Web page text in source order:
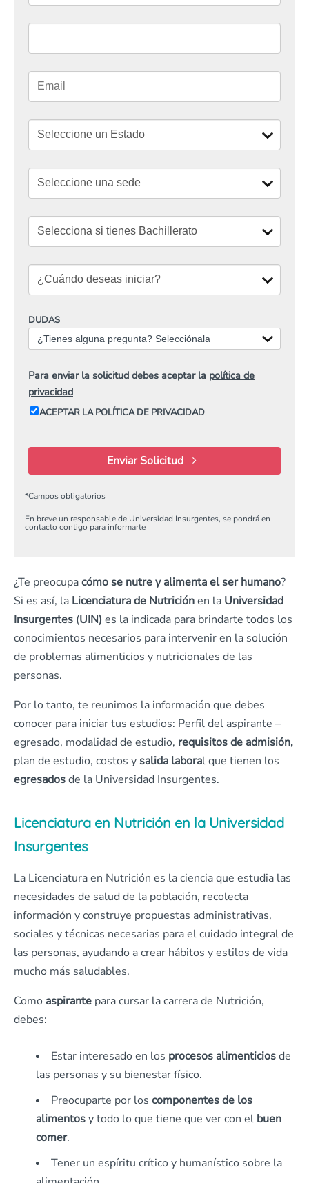
DUDAS
¿Tienes alguna pregunta? Selecciónala
Para enviar la solicitud debes aceptar la política de
privacidad
ACEPTAR LA POLÍTICA DE PRIVACIDAD
Enviar Solicitud
*Campos obligatorios
En breve un responsable de Universidad Insurgentes, se pondrá en
contacto contigo para informarte
¿Te preocupacómo se nutre y alimenta el ser humano?
Si es así, la Licenciatura de Nutriciónen la Universidad
Insurgentes (UIN) es la indicada para brindarte todos los
conocimientos necesarios para intervenir en la solución
de problemas alimenticios y nutricionales de las
personas.
Por lo tanto, te reunimos la información que debes
conocer para iniciar tus estudios: Perfil del aspirante –
egresado, modalidad de estudio, requisitos de admisión,
plan de estudio, costos ysalida laboral que tienen los
egresadosde la Universidad Insurgentes.
Licenciatura en Nutrición en la Universidad
Insurgentes
La Licenciatura en Nutrición es la ciencia que estudia las
necesidades de salud de la población, recolecta
información y construye propuestas administrativas,
sociales y técnicas necesarias para el cuidado integral de
las personas, ayudando a crear hábitos y estilos de vida
mucho más saludables.
Como aspirante para cursar la carrera de Nutrición,
debes:
Estar interesado en los procesos alimenticiosde
las personas y su bienestar físico.
Preocuparte por los componentes de los
alimentosy todo lo que tiene que ver con el buen
comer.
Tener un espíritu crítico y humanístico sobre la